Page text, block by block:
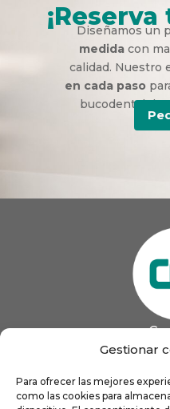
Gestionar
Para ofrecer las mejores
como las cookies para
Diseñamos un
medida con
calidad. Nuestro
en cada paso
bucodental

Lun